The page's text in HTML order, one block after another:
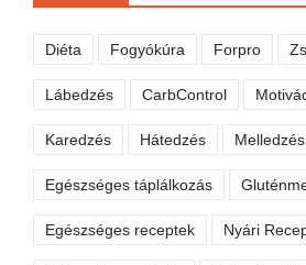
Diéta Fogyókúra Forpro
Lábedzés CarbControl
Karedzés Hátedzés Melledzés
Egészséges táplálkozás
Egészséges receptek Nyári